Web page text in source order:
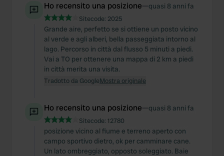
Ho recensito una posizione—quasi 8 anni fa
Sitecode: 2025
Grande aire, perfetto se si ottiene un posto vicino
al verde e agli alberi, bella passeggiata intorno al
lago. Percorso in città dal flusso 5 minuti a piedi.
Vai a TO per ottenere una mappa di 2 km a piedi
in città merita una visita.
Tradotto da GoogleMostra originale
Ho recensito una posizione—quasi 8 anni fa
Sitecode: 12780
posizione vicino al fiume e terreno aperto con
campo sportivo dietro, ok per camminare cane.
Un lato ombreggiato, opposto soleggiato. Baie